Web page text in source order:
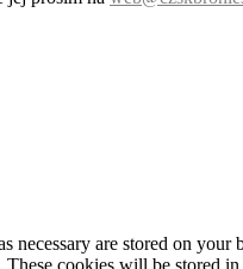
are stored on your
These cookies will be stored